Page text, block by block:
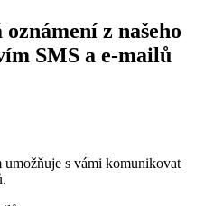
z našeho
SMS a e-mailů
s vámi komunikovat